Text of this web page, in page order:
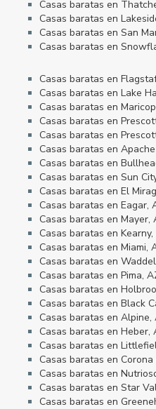
Casas baratas en
Casas baratas en
Casas baratas en San
Casas baratas en
Casas baratas en
Casas baratas en Lake
Casas baratas en
Casas baratas en
Casas baratas en
Casas baratas en
Casas baratas en
Casas baratas en Sun
Casas baratas en El
Casas baratas en Eagar,
Casas baratas en Mayer,
Casas baratas en Kearny,
Casas baratas en Miami,
Casas baratas en
Casas baratas en Pima,
Casas baratas en
Casas baratas en Black
Casas baratas en Alpine,
Casas baratas en Heber,
Casas baratas en
Casas baratas en
Casas baratas en
Casas baratas en Star
Casas baratas en